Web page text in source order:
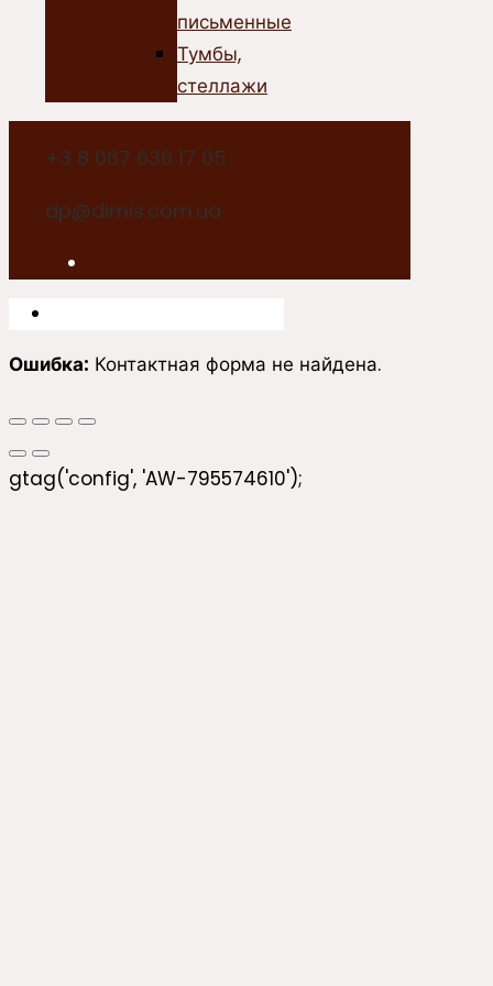
письменные
Тумбы,
стеллажи
+3 8 067 636 17 05
dp@dimis.com.ua
Ошибка: Контактная форма не найдена.
gtag('config', 'AW-795574610');